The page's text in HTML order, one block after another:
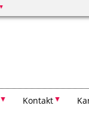
Kontakt